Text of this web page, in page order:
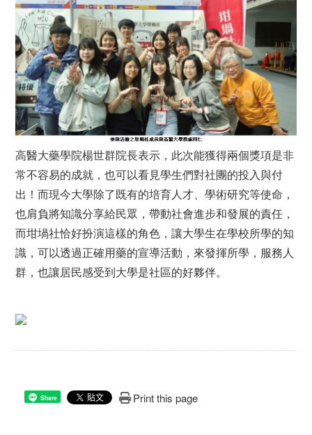
高醫大藥學院楊世群院長表示，此次能獲得兩個獎項是非
常不容易的成就，也可以看見學生們對社團的投入與付
出！而現今大學除了既有的培育人才、學術研究等使命，
也肩負將知識分享給民眾，帶動社會進步和發展的責任，
而坩堝社恰好扮演這樣的角色，讓大學生在學校所學的知
識，可以透過正確用藥的宣導活動，來發揮所學，服務人
群，也讓居民感受到大學是社區的好夥伴。
Share Print this page